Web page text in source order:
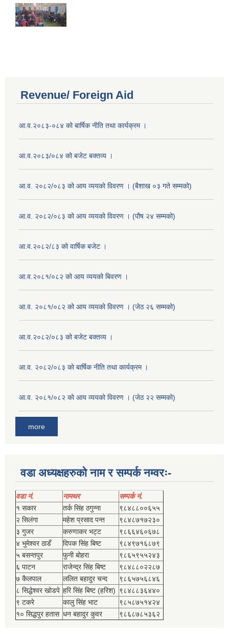
Revenue/ Foreign Aid
आ.व.२०८३-०८४ को बार्षिक नीति तथा कार्यक्रम ।
आ.व.२०८३/०८४ को बजेट बक्तव्य ।
आ.व. २०८२/०८३ को आय व्ययको विवरण । (बैशाख ०३ गते सम्मको)
आ.व. २०८२/०८३ को आय व्ययको विवरण । (पौष २४ सम्मको)
आ.व.२०८२/८३ को वार्षिक बजेट ।
आ.व.२०८१/०८२ को आय व्ययको बिवरण ।
आ.व. २०८१/०८२ को आय व्ययको विवरण । (जेठ २६ सम्मको)
आ.व.२०८२/०८३ को बजेट बक्तव्य ।
आ.व. २०८२/०८३ को बार्षिक नीति तथा कार्यक्रम ।
आ.व. २०८१/०८२ को आय व्ययको विवरण । (जेठ २२ सम्मको)
more
वडा अध्यक्षहरुको नाम र सम्पर्क नम्वरः-
वडा नं. नामथर
सम्पर्क नं.
१ सकार
तर्क सिंह ठगुन्‍ना
९८४८८००६५५
२ सिलंगा
महेश प्रसाद पन्त
९८४८७१७२३०
३ गुजर
करुणाकर भट्ट
९८६६४६०६७८
४ भुमेश्‍वर ठाडँ
दिपक सिंह बिष्‍ट
९८४९७१६८७९
५ बसन्तपुर
फुनी बोहरा
९८६५९५५२४३
६ पाटन
राजेन्द्र सिंह बिष्‍ट
९८४८८०२२८७
७ कैलपाल
ललित बहादुर चन्द
९८६५७५६८४६
८ सिद्धेश्‍वर खोडपे हरि सिंह बिष्‍ट (हरिश) ९८४८८३६४४०
९ टकरे
कालु सिंह भाट
९८५८७५१४२४
१० सिद्धपुर हतास धन बहादुर कुवर ९८६८७८५३६२